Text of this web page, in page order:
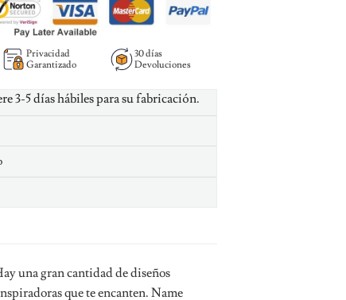
Privacidad
Garantizado
30 días
Devoluciones
3-5 días hábiles para su fabricación.
una gran cantidad de diseños
que te encanten. Name